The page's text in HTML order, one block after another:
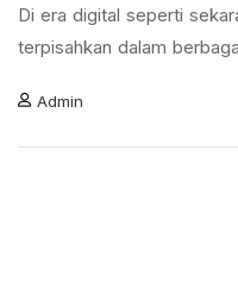
Di era digital seperti
terpisahkan dalam
Admin